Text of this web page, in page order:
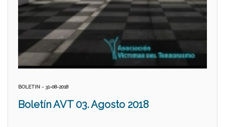
BOLETIN - 31-08-2018
Boletín AVT 03. Agosto 2018